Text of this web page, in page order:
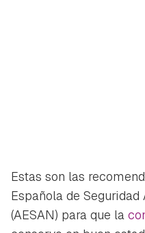
Estas son las
Española de
(AESAN) para que la